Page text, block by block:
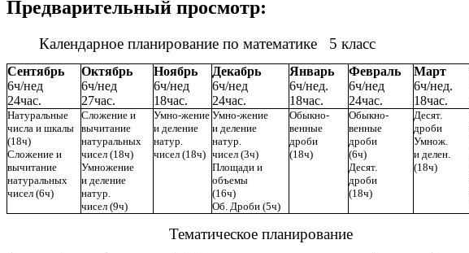
Предварительный просмотр:
Календарное планирование по математике 5 класс
Сентябрь
6ч/нед
24час.
Октябрь
6ч/нед
27час.
Ноябрь
6ч/нед
18час.
Декабрь
6ч/нед
24час.
Январь
6ч/нед.
18час.
Февраль
6ч/нед
24час.
Март
6ч/нед.
18час.
Натуральные
числа и шкалы
(18ч)
Сложение и
вычитание
натуральных
чисел (6ч)
Сложение и
вычитание
натуральных
чисел (18ч)
Умножение
и деление
натур.
чисел (9ч)
Умно-жение
и деление
натур.
чисел (18ч)
Умно-жение
и деление
натур.
чисел (3ч)
Площади и
объемы
(16ч)
Об. Дроби (5ч)
Обыкно-
венные
дроби
(18ч)
Обыкно-
венные
дроби
(6ч)
Десят.
дроби
(18ч)
Десят.
дроби
Умнож.
и делен.
(18ч)
Тематическое планирование